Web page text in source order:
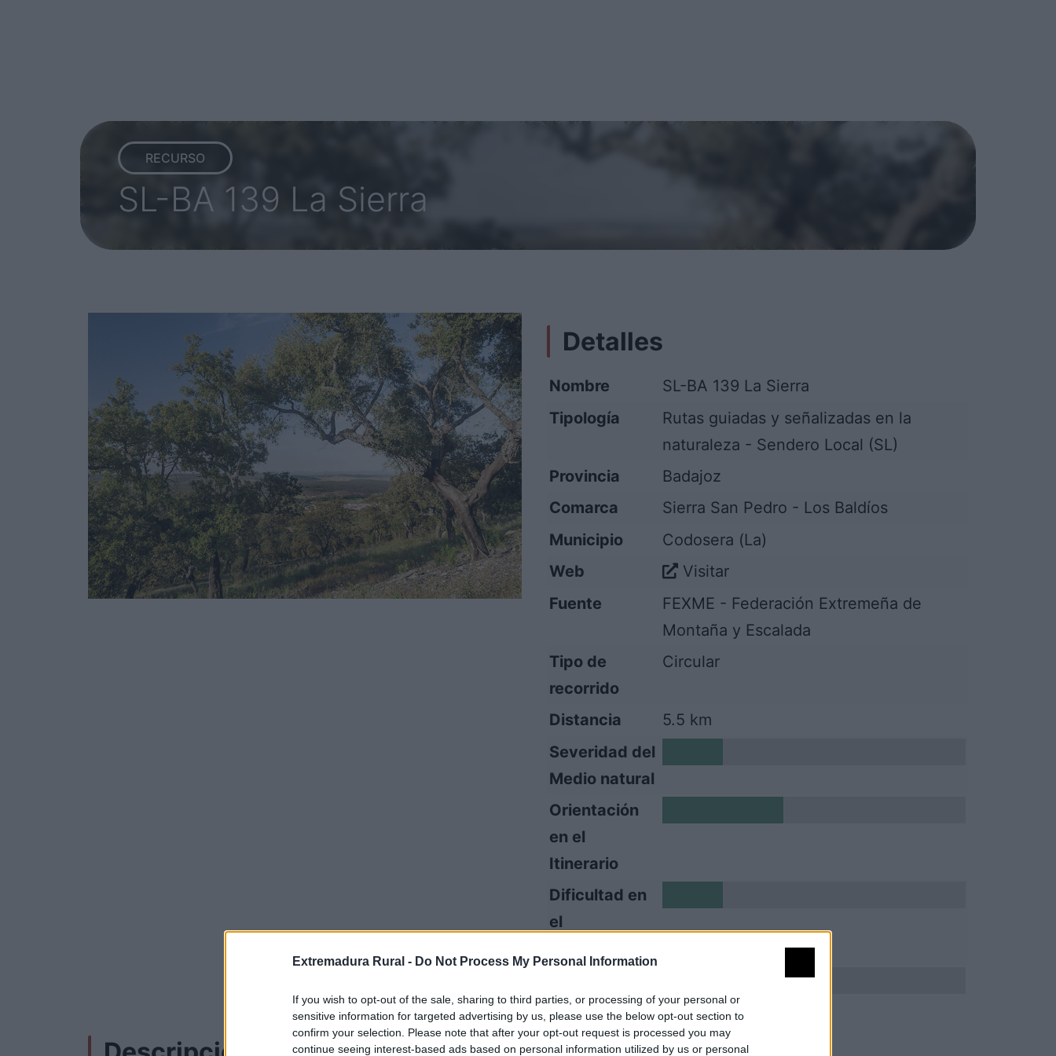
Extremadura Rural - Do Not Process My Personal Information
If you wish to opt-out of the sale, sharing to third parties, or processing of your personal or
sensitive information for targeted advertising by us, please use the below opt-out section to
confirm your selection. Please note that after your opt-out request is processed you may
continue seeing interest-based ads based on personal information utilized by us or personal
RECURSO
SL-BA 139 La Sierra
Detalles
Nombre
SL-BA 139 La Sierra
Tipología
Rutas guiadas y señalizadas en la
naturaleza - Sendero Local (SL)
Provincia
Badajoz
Comarca
Sierra San Pedro - Los Baldíos
Municipio
Codosera (La)
Web
Visitar
Fuente
FEXME - Federación Extremeña de
Montaña y Escalada
Tipo de
recorrido
Circular
Distancia
5.5 km
Severidad del
Medio natural
Orientación
en el
Itinerario
Dificultad en
el
Esfuerzo